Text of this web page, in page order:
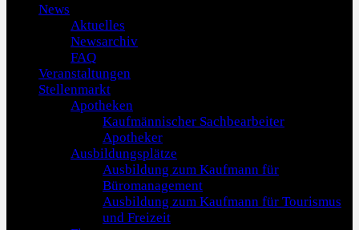
News
Aktuelles
Newsarchiv
FAQ
Veranstaltungen
Stellenmarkt
Apotheken
Kaufmännischer Sachbearbeiter
Apotheker
Ausbildungsplätze
Ausbildung zum Kaufmann für
Büromanagement
Ausbildung zum Kaufmann für Tourismus
und Freizeit